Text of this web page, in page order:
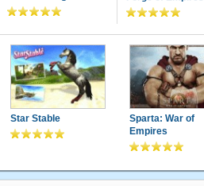
Star Stable
Sparta: War of
Empires